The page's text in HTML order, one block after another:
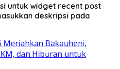
untuk widget recent post
deskripsi pada